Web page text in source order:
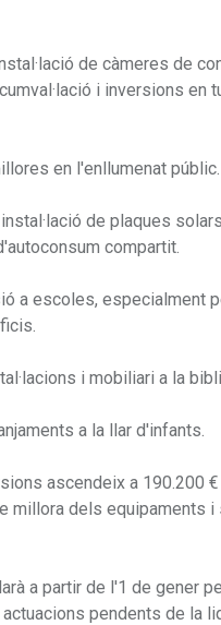
de càmeres de
i inversions en
en l'enllumenat públic.
de plaques
compartit.
a escoles, especialment
i mobiliari a la
a la llar d'infants.
ascendeix a 190.200 €
millora dels equipaments i
a partir de l'1 de gener
pendents de la